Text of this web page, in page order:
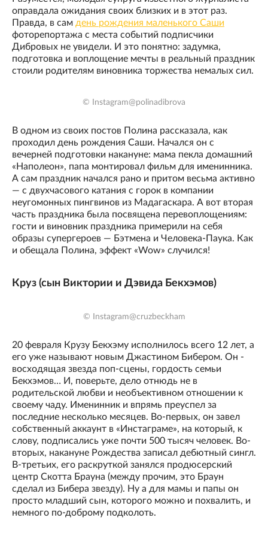
оправдала ожидания своих близких и в этот раз.
Правда, в сам день рождения маленького Саши
фоторепортажа с места событий подписчики
Дибровых не увидели. И это понятно: задумка,
подготовка и воплощение мечты в реальный праздник
стоили родителям виновника торжества немалых сил.
© Instagram@polinadibrova
В одном из своих постов Полина рассказала, как
проходил день рождения Саши. Начался он с
вечерней подготовки накануне: мама пекла домашний
«Наполеон», папа монтировал фильм для именинника.
А сам праздник начался рано и притом весьма активно
— с двухчасового катания с горок в компании
неугомонных пингвинов из Мадагаскара. А вот вторая
часть праздника была посвящена перевоплощениям:
гости и виновник праздника примерили на себя
образы супергероев — Бэтмена и Человека-Паука. Как
и обещала Полина, эффект «Wow» случился!
Круз (сын Виктории и Дэвида Бекхэмов)
© Instagram@cruzbeckham
20 февраля Крузу Бекхэму исполнилось всего 12 лет, а
его уже называют новым Джастином Бибером. Он -
восходящая звезда поп-сцены, гордость семьи
Бекхэмов… И, поверьте, дело отнюдь не в
родительской любви и необъективном отношении к
своему чаду. Именинник и впрямь преуспел за
последние несколько месяцев. Во-первых, он завел
собственный аккаунт в «Инстаграме», на который, к
слову, подписались уже почти 500 тысяч человек. Во-
вторых, накануне Рождества записал дебютный сингл.
В-третьих, его раскруткой занялся продюсерский
центр Скотта Брауна (между прочим, это Браун
сделал из Бибера звезду). Ну а для мамы и папы он
просто младший сын, которого можно и похвалить, и
немного по-доброму подколоть.